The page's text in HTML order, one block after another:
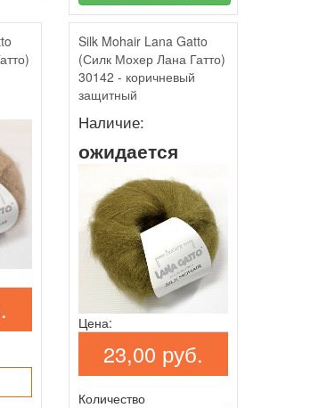
Silk Mohair Lana Gatto
(Силк Мохер Лана Гатто)
30142 - коричневый
защитный
Наличие:
ожидается
Цена:
23,00 руб.
Количество